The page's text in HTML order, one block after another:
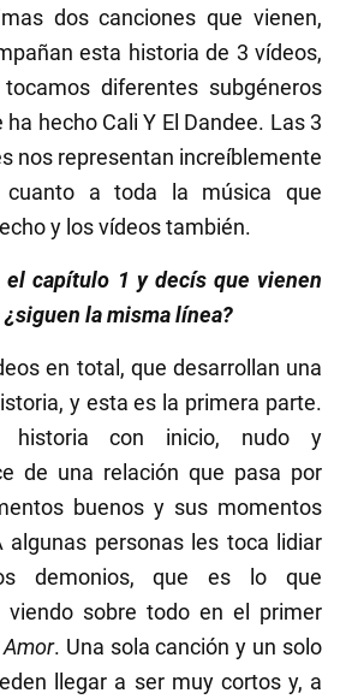
dos canciones que vienen,
esta historia de 3 vídeos,
diferentes subgéneros
ha hecho Cali Y El Dandee. Las 3
nos representan increíblemente
cuanto a toda la música que
y los vídeos también.
el capítulo 1 y decís que vienen
¿siguen la misma línea?
en total, que desarrollan una
y esta es la primera parte.
historia con inicio, nudo y
de una relación que pasa por
buenos y sus momentos
algunas personas les toca lidiar
demonios, que es lo que
viendo sobre todo en el primer
Amor. Una sola canción y un solo
llegar a ser muy cortos y, a